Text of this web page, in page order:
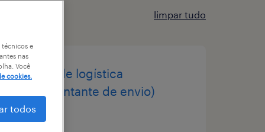
limpar tudo
auxiliar de logística
(representante de envio)
gaspar
técnicos e
nas
Você
cookies.
todos